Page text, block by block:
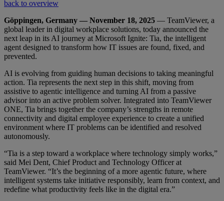
back to overview
Göppingen, Germany — November 18, 2025 — TeamViewer, a
global leader in digital workplace solutions, today announced the
next leap in its AI journey at Microsoft Ignite: Tia, the intelligent
agent designed to transform how IT issues are found, fixed, and
prevented.
AI is evolving from guiding human decisions to taking meaningful
action. Tia represents the next step in this shift, moving from
assistive to agentic intelligence and turning AI from a passive
advisor into an active problem solver. Integrated into TeamViewer
ONE, Tia brings together the company’s strengths in remote
connectivity and digital employee experience to create a unified
environment where IT problems can be identified and resolved
autonomously.
“Tia is a step toward a workplace where technology simply works,”
said Mei Dent, Chief Product and Technology Officer at
TeamViewer. “It’s the beginning of a more agentic future, where
intelligent systems take initiative responsibly, learn from context, and
redefine what productivity feels like in the digital era.”